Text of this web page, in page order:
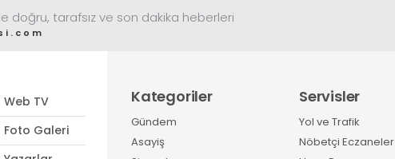
doğru, tarafsız ve son dakika heberleri
Web TV
Foto Galeri
Kategoriler
Gündem
Asayiş
Servisler
Yol ve Trafik
Nöbetçi Eczaneler